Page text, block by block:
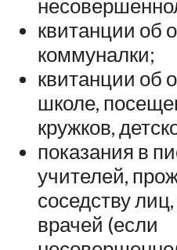
квитанции об
коммуналки;
квитанции об
школе,
кружков,
показания в
учителей,
соседству
врачей (если